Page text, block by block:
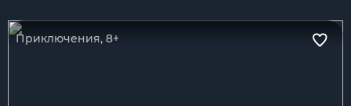
Приключения, 8+